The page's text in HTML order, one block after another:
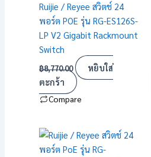
Ruijie / Reyee สวิตช์ 24
พอร์ต POE รุ่น RG-ES126S-
LP V2 Gigabit Rackmount
Switch
฿8,770.00
หยิบใส่
ตะกร้า
Compare